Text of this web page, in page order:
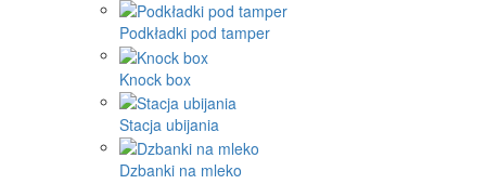
Podkładki pod tamper
Knock box
Stacja ubijania
Dzbanki na mleko